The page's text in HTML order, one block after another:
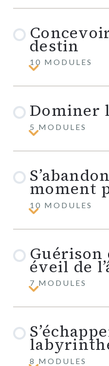
pour
votre
esprit
destin
10 MODULES
Concevoir
destin
Dominer
5 MODULES
Dominer
matière
moment
10 MODULES
S’abandonner
moment
Guérison
éveil de
7 MODULES
Guérison
soi
éveil
de
l’âme
8 MODULES